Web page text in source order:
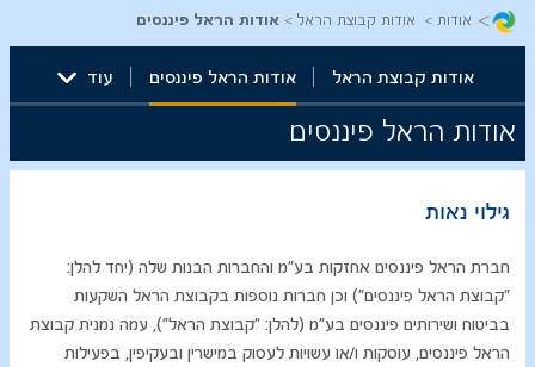
> אודות אודות קבוצת הראל אודות הראל פיננסים
אודות קבוצת הראל אודות הראל פיננסים עוד
אודות הראל פיננסים
​גילוי נאות
חברת הראל פיננסים אחזקות בע"מ והחברות הבנות שלה (יחד להלן:
"קבוצת הראל פיננסים") וכן חברות נוספות בקבוצת הראל השקעות
בביטוח ושירותים פיננסים בע"מ (להלן: "קבוצת הראל"), עמה נמנית קבוצת
הראל פיננסים, עוסקות ו/או עשויות לעסוק במישרין ובעקיפין, בפעילות